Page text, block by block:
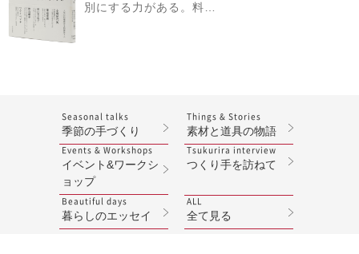
別にする力がある。料…
Seasonal talks
季節の手づくり
Things & Stories
素材と道具の物語
Events & Workshops
イベント&ワークシ
ョップ
Tsukurira interview
つくり手を訪ねて
Beautiful days
暮らしのエッセイ
ALL
全て見る